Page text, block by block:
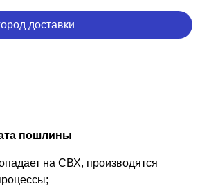
доставки
пошлины
на СВХ, производятся